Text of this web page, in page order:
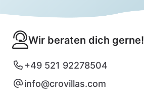
Wir beraten dich gerne!
+49 521 92278504
info@crovillas.com